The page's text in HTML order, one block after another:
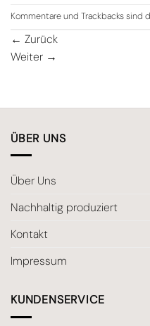
Kommentare und Trackbacks sind
← Zurück
Weiter →
ÜBER UNS
Über Uns
Nachhaltig produziert
Kontakt
Impressum
KUNDENSERVICE